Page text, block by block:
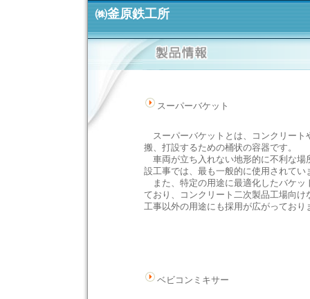
㈱釜原鉄工所
スーパーバケット
スーパーバケットとは、コンクリート
搬、打設するための桶状の容器です。
車両が立ち入れない地形的に不利な場
設工事では、最も一般的に使用されてい
また、特定の用途に最適化したバケッ
ており、コンクリート二次製品工場向け
工事以外の用途にも採用が広がっており
ベビコンミキサー